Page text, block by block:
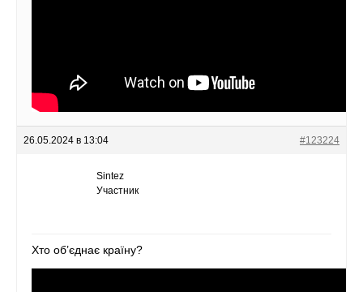
26.05.2024 в 13:04 #123224
Sintez
Участник
Хто об’єднає країну?